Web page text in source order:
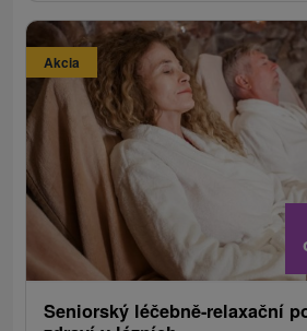
Akcia
Seniorský léčebně-relaxační